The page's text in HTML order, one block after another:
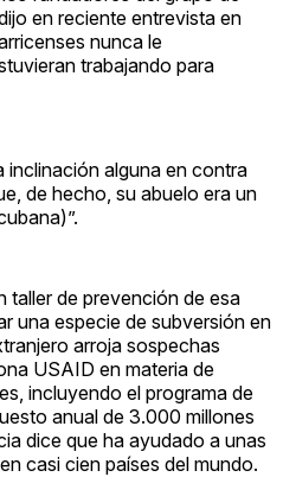
en reciente entrevista en
nunca le
trabajando para
inclinación alguna en contra
de hecho, su abuelo era un
de prevención de esa
una especie de subversión en
arroja sospechas
USAID en materia de
incluyendo el programa de
anual de 3.000 millones
dice que ha ayudado a unas
casi cien países del mundo.